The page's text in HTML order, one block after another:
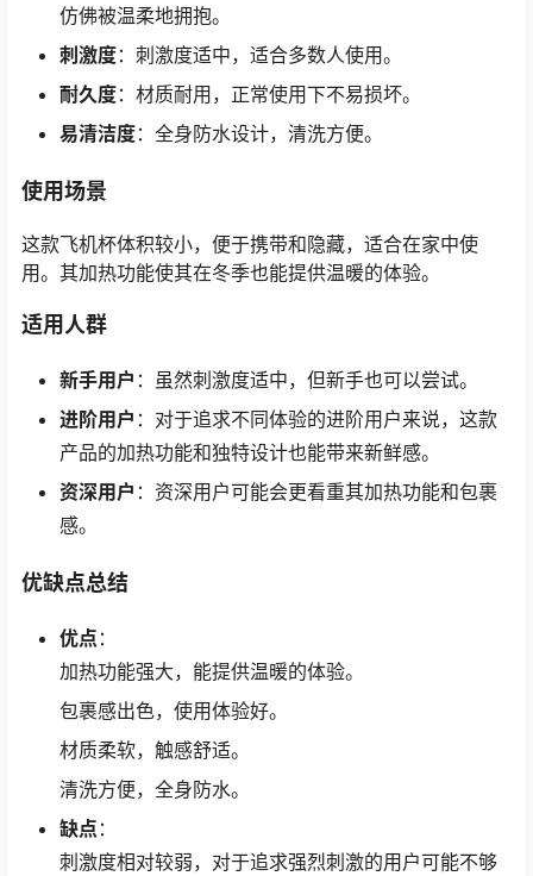
仿佛被温柔地拥抱。
刺激度：刺激度适中，适合多数人使用。
耐久度：材质耐用，正常使用下不易损坏。
易清洁度：全身防水设计，清洗方便。
使用场景
这款飞机杯体积较小，便于携带和隐藏，适合在家中使
用。其加热功能使其在冬季也能提供温暖的体验。
适用人群
新手用户 ：虽然刺激度适中，但新手也可以尝试。
进阶用户 ：对于追求不同体验的进阶用户来说，这款
产品的加热功能和独特设计也能带来新鲜感。
资深用户 ：资深用户可能会更看重其加热功能和包裹
感。
优缺点总结
优点 ：
加热功能强大，能提供温暖的体验。
包裹感出色，使用体验好。
材质柔软，触感舒适。
清洗方便，全身防水。
缺点 ：
刺激度相对较弱，对于追求强烈刺激的用户可能不够